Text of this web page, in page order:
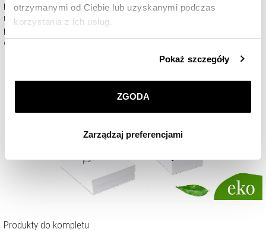
otrzymanymi od Ciebie lub uzyskanymi podczas
korzystania z ich usług.
przez nas plików cookie znajdziesz wPolityce
prywatności.
korzystamy. Możesz również wybrać jaki rodzaj plików
Zarządzaj preferencjami
. W każdej chwili możesz
dokonać zmiany wybranych przez Ciebie plików cookie.
Pokaż szczegóły
ZGODA
Zarządzaj preferencjami
przyjazne naszej planecie. W eSklepie Apart są dostępne także
nowe opakowania w zachwycającej subtelnością tonacji
pudrowego różu. Darmowy zestaw to wybrane piękne pudełko
oraz dołączona torebka upominkowa.
Produkty do kompletu